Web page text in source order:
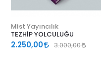
Mist Yayıncılık
TEZHİP YOLCULUĞU
2.250,00 3.000,00